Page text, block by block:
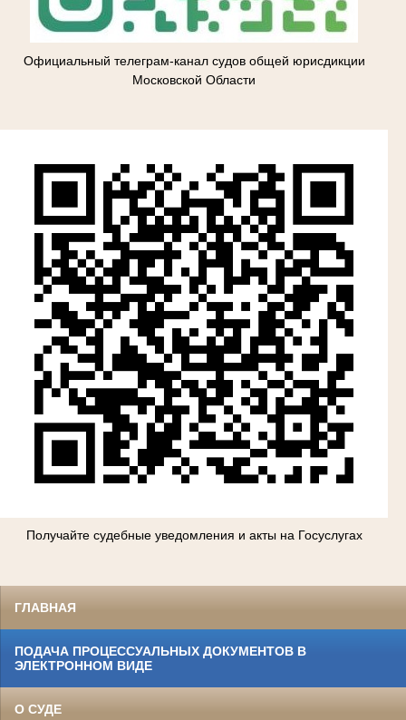
Официальный телеграм-канал судов общей юрисдикции
Московской Области
Получайте судебные уведомления и акты на Госуслугах
ГЛАВНАЯ
ПОДАЧА ПРОЦЕССУАЛЬНЫХ ДОКУМЕНТОВ В
ЭЛЕКТРОННОМ ВИДЕ
О СУДЕ